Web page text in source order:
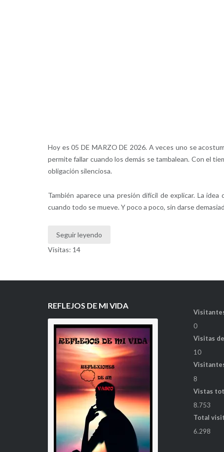
Hoy es 05 DE MARZO DE 2026. A veces uno se
permite fallar cuando los demás se tambalean. Con el
obligación silenciosa.
También aparece una presión difícil de explicar. La
cuando todo se mueve. Y poco a poco, sin darse
Seguir leyendo
Visitas: 14
REFLEJOS DE MI VIDA
0
Visitas
10
8
Vistas
8.753
Total
6.298